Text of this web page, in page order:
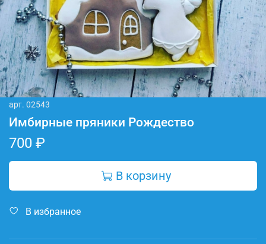
арт. 02543
Имбирные пряники Рождество
700 ₽
В корзину
В избранное